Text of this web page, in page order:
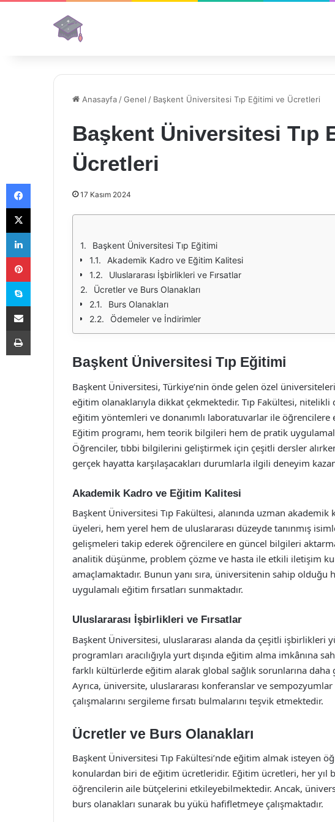
Anasayfa /Genel / Başkent Üniversitesi Tıp Eğitimi ve Ücretleri
Başkent Üniversitesi Tıp
Ücretleri
17 Kasım 2024
Başkent Üniversitesi Tıp Eğitimi
Akademik Kadro ve Eğitim Kalitesi
Uluslararası İşbirlikleri ve Fırsatlar
Ücretler ve Burs Olanakları
Burs Olanakları
Ödemeler ve İndirimler
Başkent Üniversitesi Tıp Eğitimi
Başkent Üniversitesi, Türkiye’nin önde gelen özel
eğitim olanaklarıyla dikkat çekmektedir. Tıp Fakültesi,
eğitim yöntemleri ve donanımlı laboratuvarlar ile
Eğitim programı, hem teorik bilgileri hem de pratik
Öğrenciler, tıbbi bilgilerini geliştirmek için çeşitli dersler
gerçek hayatta karşılaşacakları durumlarla ilgili deneyim
Akademik Kadro ve Eğitim Kalitesi
Başkent Üniversitesi Tıp Fakültesi, alanında uzman
üyeleri, hem yerel hem de uluslararası düzeyde tanınmış
gelişmeleri takip ederek öğrencilere en güncel bilgileri
analitik düşünme, problem çözme ve hasta ile etkili iletişim
amaçlamaktadır. Bunun yanı sıra, üniversitenin sahip
uygulamalı eğitim fırsatları sunmaktadır.
Uluslararası İşbirlikleri ve Fırsatlar
Başkent Üniversitesi, uluslararası alanda da çeşitli işbirlikleri
programları aracılığıyla yurt dışında eğitim alma imkânına
farklı kültürlerde eğitim alarak global sağlık sorunlarına daha
Ayrıca, üniversite, uluslararası konferanslar ve
çalışmalarını sergileme fırsatı bulmalarını teşvik etmektedir.
Ücretler ve Burs Olanakları
Başkent Üniversitesi Tıp Fakültesi’nde eğitim almak isteyen
konulardan biri de eğitim ücretleridir. Eğitim ücretleri, her yıl
öğrencilerin aile bütçelerini etkileyebilmektedir. Ancak,
burs olanakları sunarak bu yükü hafifletmeye çalışmaktadır.
Facebook
X
LinkedIn
Pinterest
Skype
E-Posta ile paylaş